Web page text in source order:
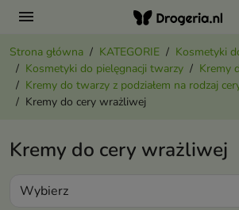
menu
Strona główna KATEGORIE
Kosmetyki
Kosmetyki do pielęgnacji twarzy
Kremy
Kremy do twarzy z podziałem na rodzaj
Kremy do cery wrażliwej
Kremy do cery wrażliwej
Wybierz